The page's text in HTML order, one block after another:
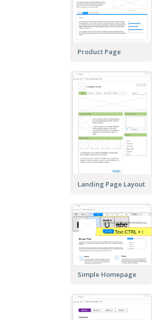
Product Page
Landing Page Layout
Simple Homepage